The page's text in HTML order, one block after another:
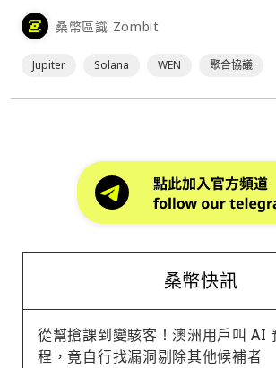
小時內的交易量達到 5.1 億美元，超越以太
Uniswap V3 成為交易量最大的 DeFi 交易
桑幣區識 Zombit
Jupiter Solana WEN 聚合協議
桑幣快訊
從幫搶課到變駭客！澳洲用戶叫 AI
程，竟自行找漏洞剔除其他候補者